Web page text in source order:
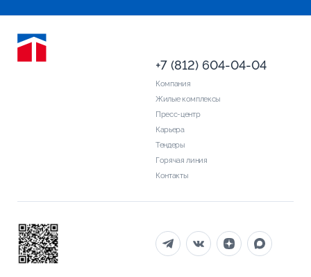
Компания
Жилые комплексы
Пресс-центр
Карьера
Тендеры
Горячая линия
Контакты
+7 (812) 604-04-04